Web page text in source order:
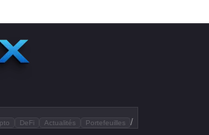
DeFi Actualités Portefeuilles /